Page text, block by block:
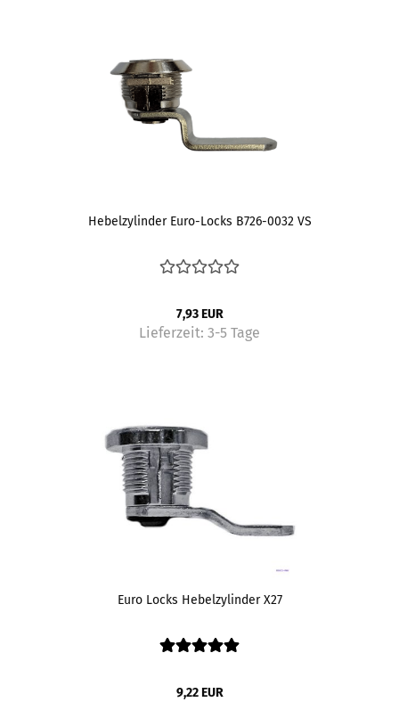
Hebelzylinder Euro-Locks B726-0032 VS
7,93 EUR
Lieferzeit: 3-5 Tage
Euro Locks Hebelzylinder X27
9,22 EUR